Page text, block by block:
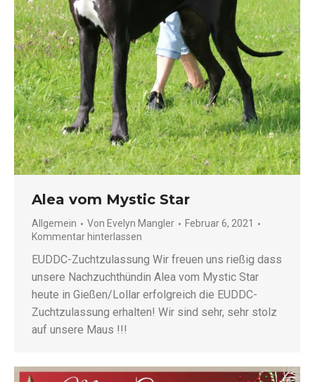
Alea vom Mystic Star
Allgemein Von Evelyn Mangler
Februar 6, 2021
Kommentar hinterlassen
EUDDC-Zuchtzulassung Wir freuen uns rießig dass
unsere Nachzuchthündin Alea vom Mystic Star
heute in Gießen/Lollar erfolgreich die EUDDC-
Zuchtzulassung erhalten! Wir sind sehr, sehr stolz
auf unsere Maus !!!